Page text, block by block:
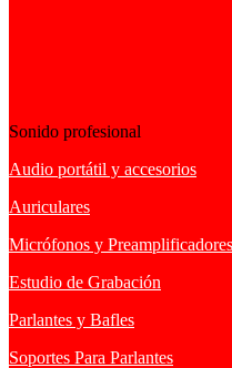
Sonido profesional
Audio portátil y accesorios
Auriculares
Micrófonos y Preamplificadores
Estudio de Grabación
Parlantes y Bafles
Soportes Para Parlantes